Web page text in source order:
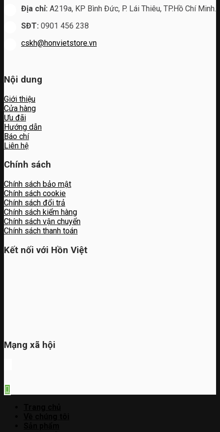
Địa chỉ: A219a, KP Bình Đức, P. Lái Thiêu, TP.Hồ Chí Minh.
SĐT: 0901 456 238
cskh@honvietstore.vn
Nội dung
Giới thiệu
Cửa hàng
Ưu đãi
Hướng dẫn
Báo chí
Liên hệ
Chính sách
Chính sách bảo mật
Chính sách cookie
Chính sách đổi trả
Chính sách kiểm hàng
Chính sách vận chuyển
Chính sách thanh toán
Kết nối với Hồn Việt
Mạng xã hội